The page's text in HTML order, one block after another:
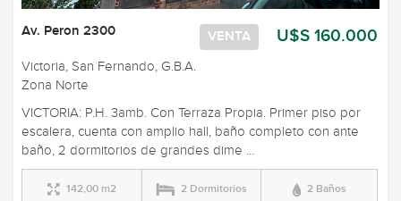
U$S 160.000
VENTA
Av. Peron 2300
Victoria, San Fernando, G.B.A.
Zona Norte
VICTORIA: P.H. 3amb. Con Terraza Propia. Primer piso por
escalera, cuenta con amplio hall, baño completo con ante
baño, 2 dormitorios de grandes dime ...
142,00 m2 2 Dormitorios 2 Baños